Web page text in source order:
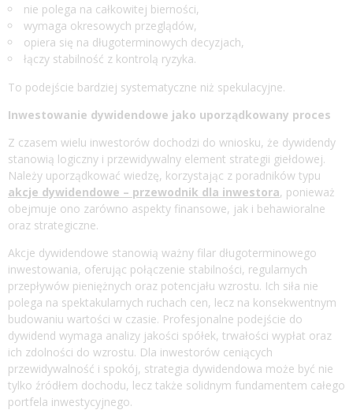
nie polega na całkowitej bierności,
wymaga okresowych przeglądów,
opiera się na długoterminowych decyzjach,
łączy stabilność z kontrolą ryzyka.
To podejście bardziej systematyczne niż spekulacyjne.
Inwestowanie dywidendowe jako uporządkowany proces
Z czasem wielu inwestorów dochodzi do wniosku, że dywidendy
stanowią logiczny i przewidywalny element strategii giełdowej.
Należy uporządkować wiedzę, korzystając z poradników typu
akcje dywidendowe – przewodnik dla inwestora, ponieważ
obejmuje ono zarówno aspekty finansowe, jak i behawioralne
oraz strategiczne.
Akcje dywidendowe stanowią ważny filar długoterminowego
inwestowania, oferując połączenie stabilności, regularnych
przepływów pieniężnych oraz potencjału wzrostu. Ich siła nie
polega na spektakularnych ruchach cen, lecz na konsekwentnym
budowaniu wartości w czasie. Profesjonalne podejście do
dywidend wymaga analizy jakości spółek, trwałości wypłat oraz
ich zdolności do wzrostu. Dla inwestorów ceniących
przewidywalność i spokój, strategia dywidendowa może być nie
tylko źródłem dochodu, lecz także solidnym fundamentem całego
portfela inwestycyjnego.